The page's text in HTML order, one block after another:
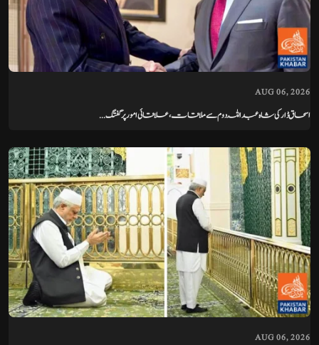
AUG 06, 2026
اسحاق ڈار کی شاہ عبداللہ دوم سے ملاقات، علاقائی امور پر گفتگ...
AUG 06, 2026